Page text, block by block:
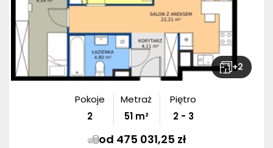
+2
Pokoje
2
Metraż
51m²
Piętro
2 - 3
od 475 031,25 zł